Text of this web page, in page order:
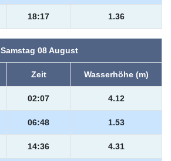
18:17 1.36
Samstag 08 August
Zeit Wasserhöhe (m)
02:07 4.12
06:48 1.53
14:36 4.31